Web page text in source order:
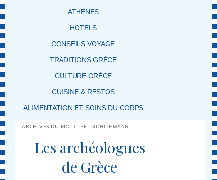
ATHENES
HOTELS
CONSEILS VOYAGE
TRADITIONS GRÈCE
CULTURE GRÈCE
CUISINE & RESTOS
ALIMENTATION ET SOINS DU CORPS
ARCHIVES DU MOT-CLEF :SCHLIEMANN
Les archéologues
de Grèce